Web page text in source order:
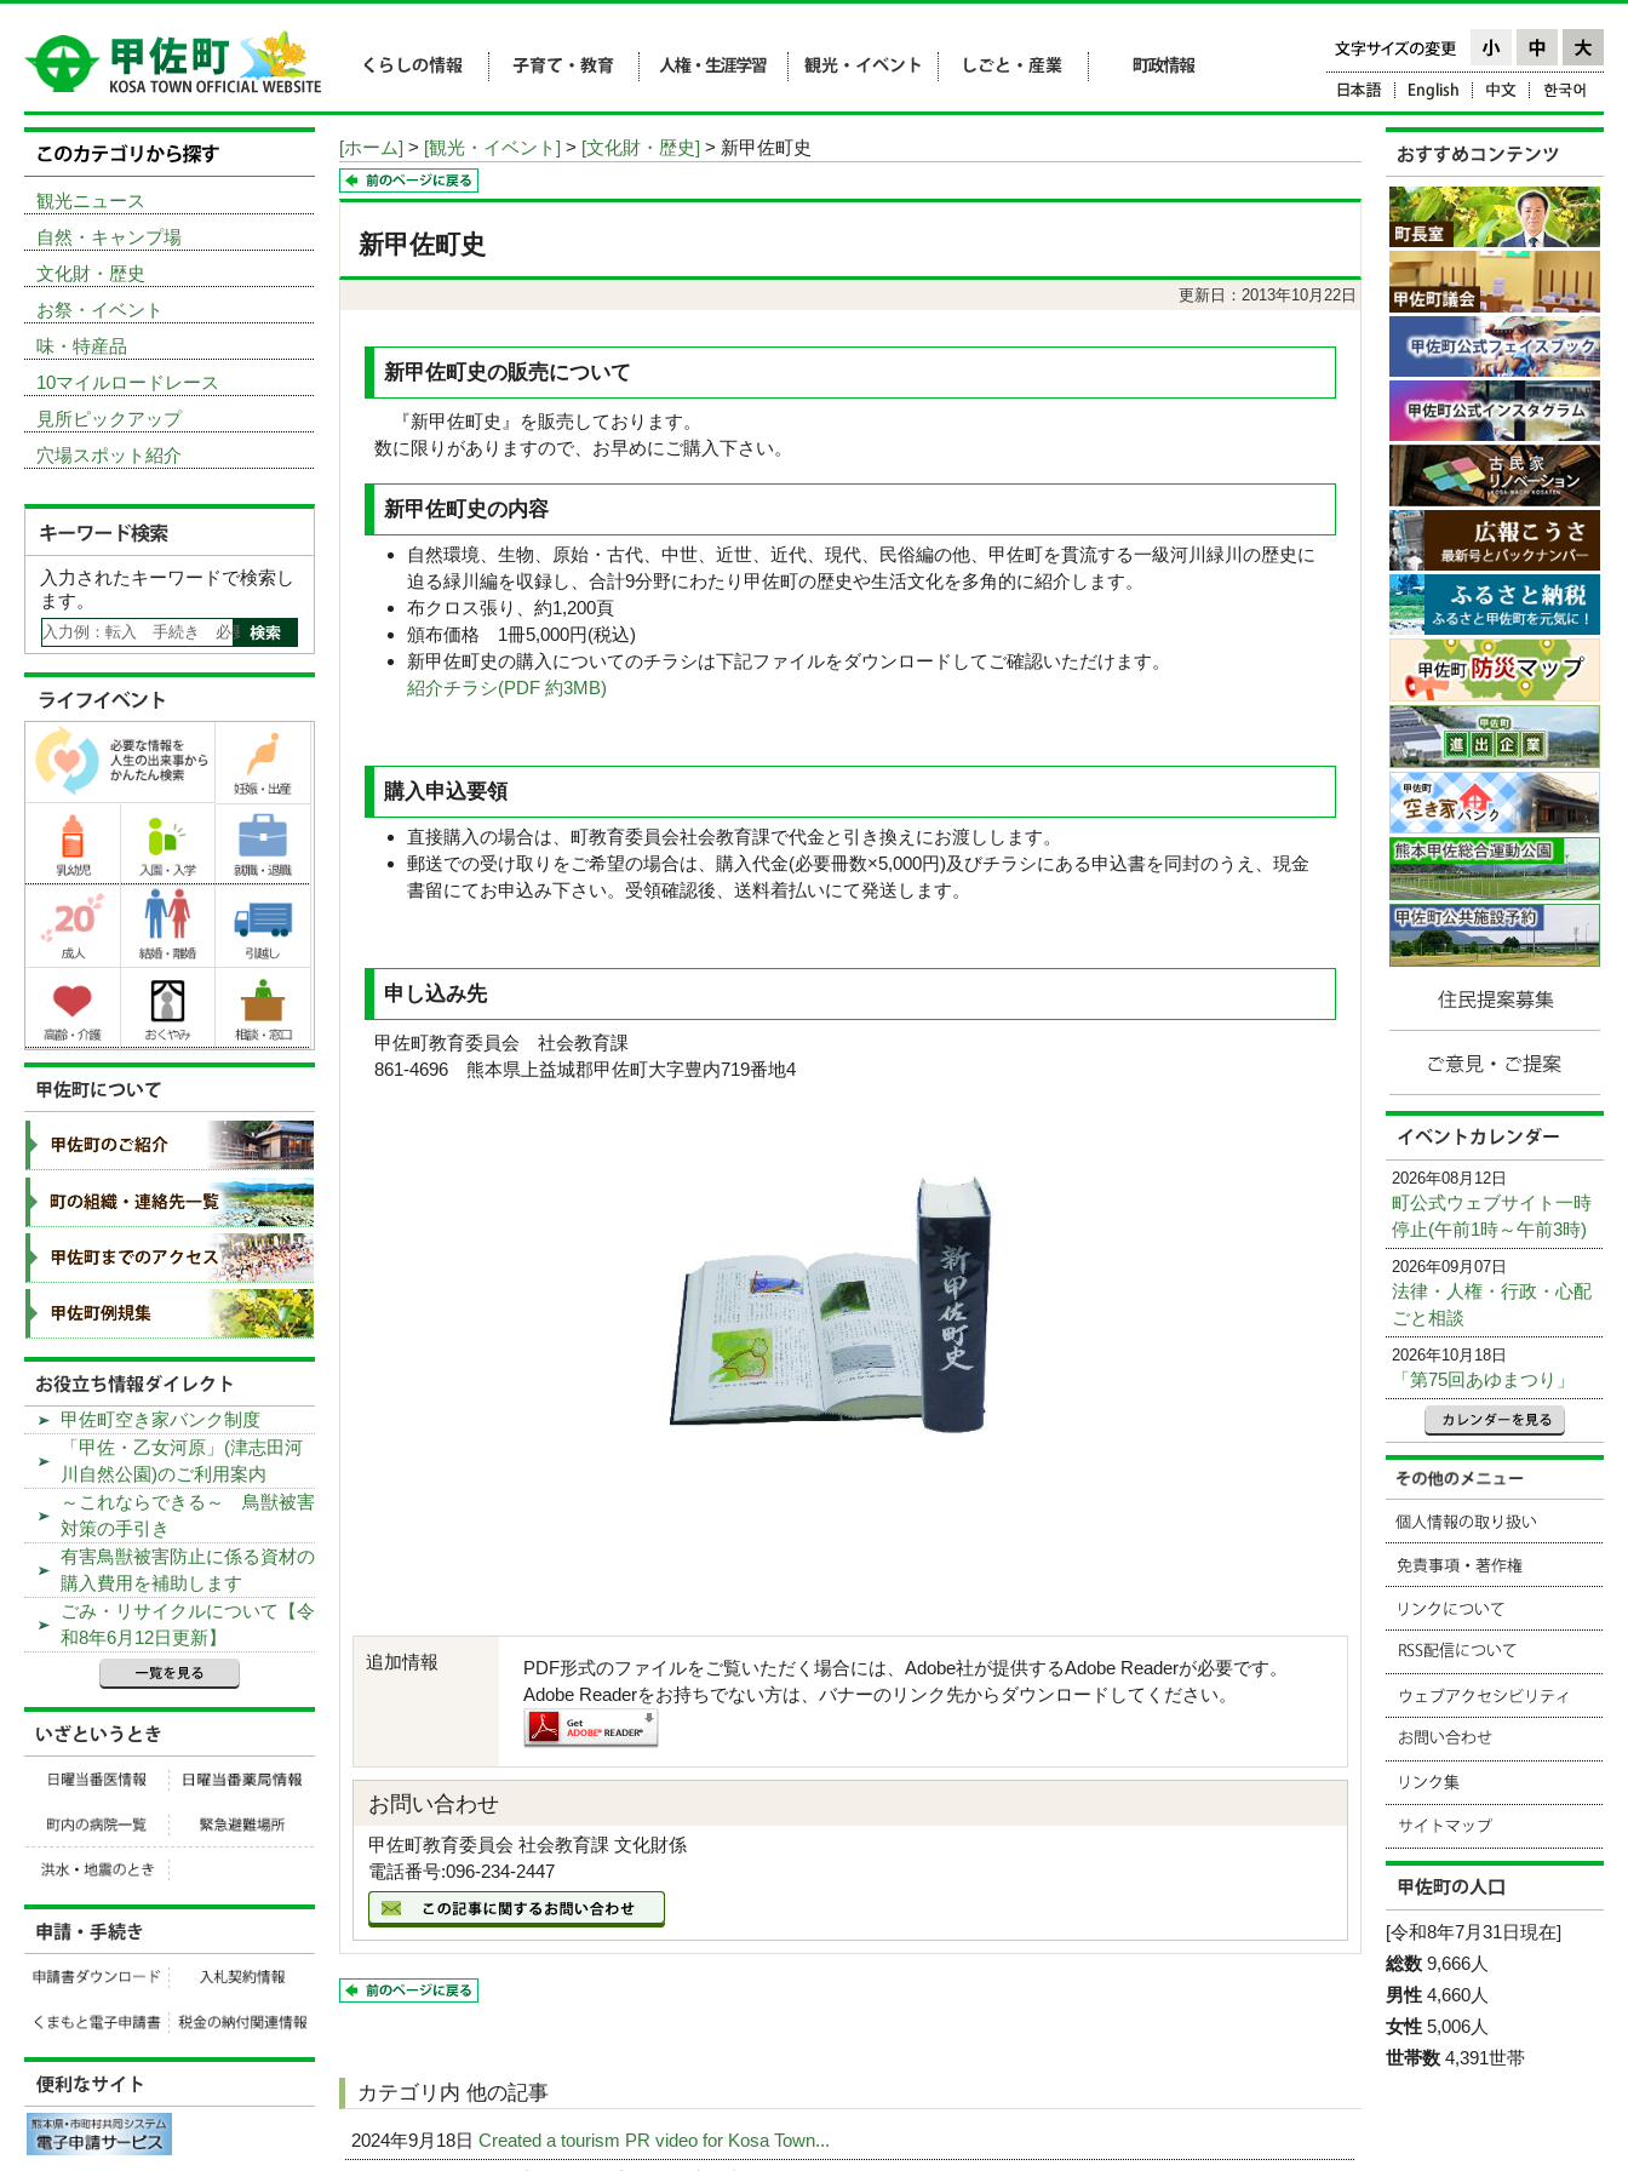
[ホーム] > [観光・イベント] > [文化財・歴史] > 新甲佐町史
新甲佐町史
更新日：2013年10月22日
新甲佐町史の販売について
『新甲佐町史』を販売しております。
数に限りがありますので、お早めにご購入下さい。
新甲佐町史の内容
自然環境、生物、原始・古代、中世、近世、近代、現代、民俗編の他、甲佐町を貫流する一級河川緑川の歴史に
迫る緑川編を収録し、合計9分野にわたり甲佐町の歴史や生活文化を多角的に紹介します。
布クロス張り、約1,200頁
頒布価格 1冊5,000円(税込)
新甲佐町史の購入についてのチラシは下記ファイルをダウンロードしてご確認いただけます。
紹介チラシ(PDF 約3MB)
購入申込要領
直接購入の場合は、町教育委員会社会教育課で代金と引き換えにお渡しします。
郵送での受け取りをご希望の場合は、購入代金(必要冊数×5,000円)及びチラシにある申込書を同封のうえ、現金
書留にてお申込み下さい。受領確認後、送料着払いにて発送します。
申し込み先
甲佐町教育委員会 社会教育課
861-4696 熊本県上益城郡甲佐町大字豊内719番地4
追加情報
PDF形式のファイルをご覧いただく場合には、Adobe社が提供するAdobe Readerが必要です。
Adobe Readerをお持ちでない方は、バナーのリンク先からダウンロードしてください。
お問い合わせ
甲佐町教育委員会 社会教育課 文化財係
電話番号:096-234-2447
カテゴリ内 他の記事
2024年9月18日 Created a tourism PR video for Kosa Town...
2026年08月12日
町公式ウェブサイト一時
停止(午前1時～午前3時)
2026年09月07日
法律・人権・行政・心配
ごと相談
2026年10月18日
「第75回あゆまつり」
[令和8年7月31日現在]
総数 9,666人
男性 4,660人
女性 5,006人
世帯数 4,391世帯
観光ニュース
自然・キャンプ場
文化財・歴史
お祭・イベント
味・特産品
10マイルロードレース
見所ピックアップ
穴場スポット紹介
入力されたキーワードで検索し
ます。
甲佐町空き家バンク制度
「甲佐・乙女河原」(津志田河
川自然公園)のご利用案内
～これならできる～ 鳥獣被害
対策の手引き
有害鳥獣被害防止に係る資材の
購入費用を補助します
ごみ・リサイクルについて【令
和8年6月12日更新】